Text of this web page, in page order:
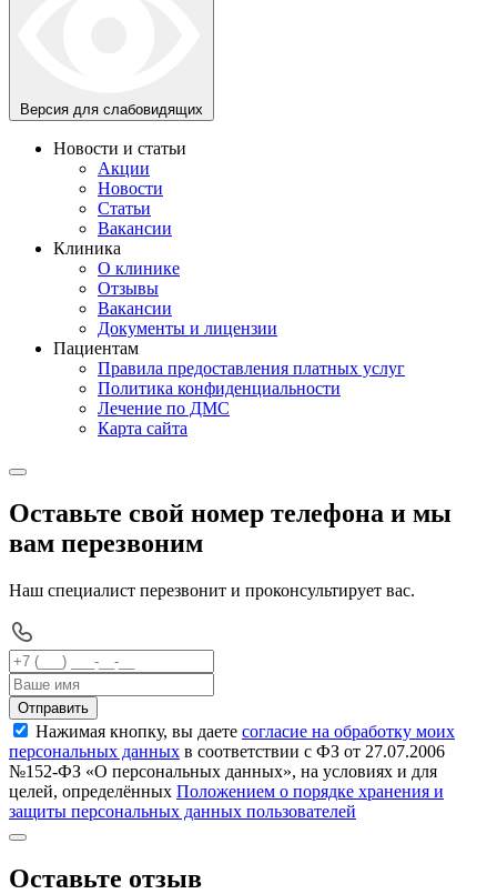
Версия для слабовидящих
Новости и статьи
Акции
Новости
Статьи
Вакансии
Клиника
О клинике
Отзывы
Вакансии
Документы и лицензии
Пациентам
Правила предоставления платных услуг
Политика конфиденциальности
Лечение по ДМС
Карта сайта
Оставьте свой номер телефона и мы
вам перезвоним
Наш специалист перезвонит и проконсультирует вас.
Отправить
Нажимая кнопку, вы даете согласие на обработку моих
персональных данных в соответствии с ФЗ от 27.07.2006
№152-ФЗ «О персональных данных», на условиях и для
целей, определённых Положением о порядке хранения и
защиты персональных данных пользователей
Оставьте отзыв